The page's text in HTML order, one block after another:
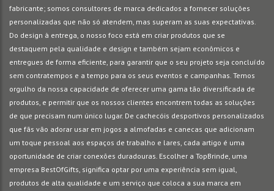
fabricante; somos consultores de marca dedicados a fornecer soluções
personalizadas que não só atendem, mas superam as suas expectativas.
Do design à entrega, o nosso foco está em criar produtos que se
destaquem pela qualidade e design e também sejam econômicos e
entregues de forma eficiente, para garantir que o seu projeto seja concluído
sem contratempos e a tempo para os seus eventos e campanhas. Temos
orgulho da nossa capacidade de oferecer uma gama tão diversificada de
produtos, e permitir que os nossos clientes encontrem todas as soluções
de que precisam num único lugar. De cachecóis desportivos personalizados
que fãs vão adorar usar em jogos a almofadas e canecas que adicionam
um toque pessoal aos espaços de trabalho e lares, cada artigo é uma
oportunidade de criar conexões duradouras. Escolher a TopBrinde, uma
empresa BestOfGifts, significa optar por uma experiência sem igual,
produtos de alta qualidade e um serviço que coloca a sua marca em